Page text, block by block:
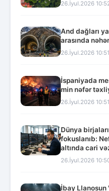
26.İyul.2026
And dağları
arasında
26.İyul.2026 10:51
İspaniyada
min nəfər
26.İyul.2026 10:51
Dünya
fokuslanıb:
altında cari
26.İyul.2026
İbay Llanosun